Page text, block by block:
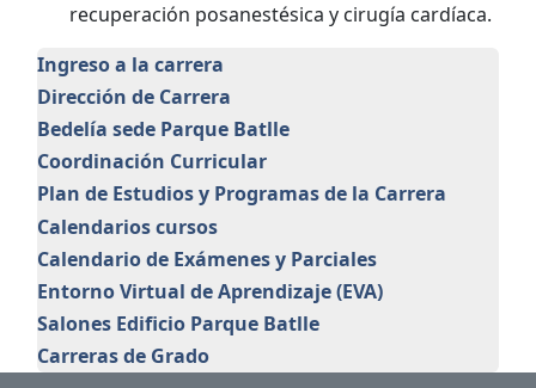
Ingreso a la carrera
Dirección de Carrera
Bedelía sede Parque Batlle
Coordinación Curricular
Plan de Estudios y Programas de la Carrera
Calendarios cursos
Calendario de Exámenes y Parciales
Entorno Virtual de Aprendizaje (EVA)
Salones Edificio Parque Batlle
Carreras de Grado
recuperación posanestésica y cirugía cardíaca.